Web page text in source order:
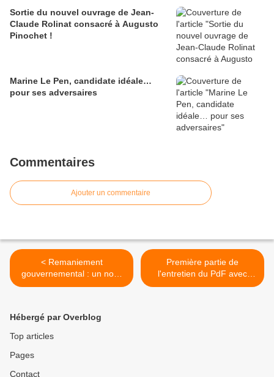
Sortie du nouvel ouvrage de Jean-
Claude Rolinat consacré à Augusto
Pinochet !
Marine Le Pen, candidate idéale…
pour ses adversaires
Commentaires
Ajouter un commentaire
< Remaniement
gouvernemental : un non-
événement politique
Première partie de
l'entretien du PdF avec
Yvan Benedetti >
Hébergé par Overblog
Top articles
Pages
Contact